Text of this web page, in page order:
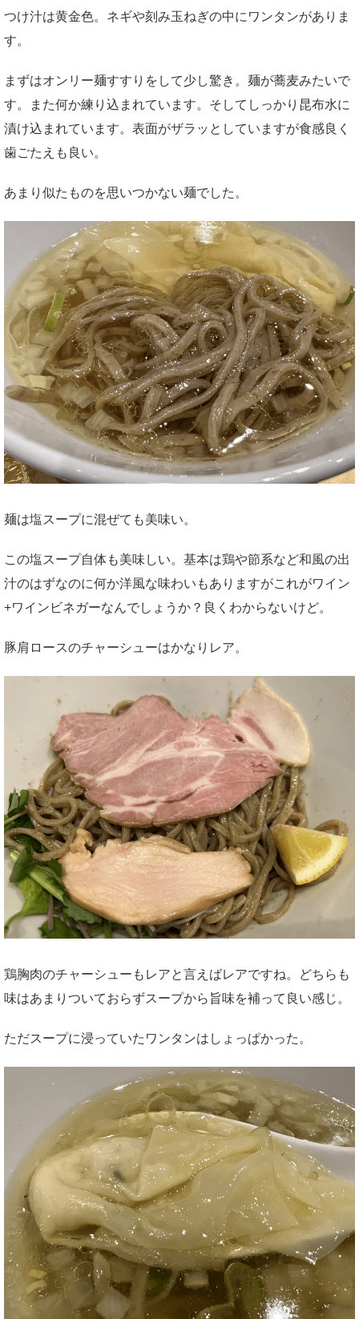
つけ汁は黄金色。ネギや刻み玉ねぎの中にワンタンがありま
す。
まずはオンリー麺すすりをして少し驚き。麺が蕎麦みたいで
す。また何か練り込まれています。そしてしっかり昆布水に
漬け込まれています。表面がザラッとしていますが食感良く
歯ごたえも良い。
あまり似たものを思いつかない麺でした。
麺は塩スープに混ぜても美味い。
この塩スープ自体も美味しい。基本は鶏や節系など和風の出
汁のはずなのに何か洋風な味わいもありますがこれがワイン
+ワインビネガーなんでしょうか？良くわからないけど。
豚肩ロースのチャーシューはかなりレア。
鶏胸肉のチャーシューもレアと言えばレアですね。どちらも
味はあまりついておらずスープから旨味を補って良い感じ。
ただスープに浸っていたワンタンはしょっぱかった。